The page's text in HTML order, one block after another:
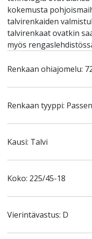
kokemusta
talvirenkaiden
talvirenkaat ovatkin
myös
Renkaan ohiajomelu:
Renkaan tyyppi:
Kausi: Talvi
Koko: 225/45-18
Vierintävastus: D